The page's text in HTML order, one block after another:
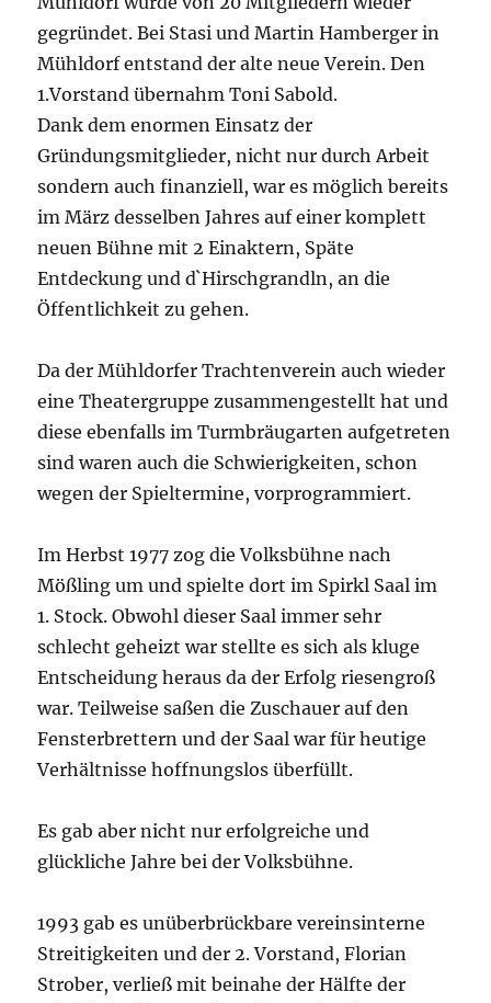
gegründet. Bei Stasi und Martin Hamberger in
Mühldorf entstand der alte neue Verein. Den
1.Vorstand übernahm Toni Sabold.
Dank dem enormen Einsatz der
Gründungsmitglieder, nicht nur durch Arbeit
sondern auch finanziell, war es möglich bereits
im März desselben Jahres auf einer komplett
neuen Bühne mit 2 Einaktern, Späte
Entdeckung und d`Hirschgrandln, an die
Öffentlichkeit zu gehen.
Da der Mühldorfer Trachtenverein auch wieder
eine Theatergruppe zusammengestellt hat und
diese ebenfalls im Turmbräugarten aufgetreten
sind waren auch die Schwierigkeiten, schon
wegen der Spieltermine, vorprogrammiert.
Im Herbst 1977 zog die Volksbühne nach
Mößling um und spielte dort im Spirkl Saal im
1. Stock. Obwohl dieser Saal immer sehr
schlecht geheizt war stellte es sich als kluge
Entscheidung heraus da der Erfolg riesengroß
war. Teilweise saßen die Zuschauer auf den
Fensterbrettern und der Saal war für heutige
Verhältnisse hoffnungslos überfüllt.
Es gab aber nicht nur erfolgreiche und
glückliche Jahre bei der Volksbühne.
1993 gab es unüberbrückbare vereinsinterne
Streitigkeiten und der 2. Vorstand, Florian
Strober, verließ mit beinahe der Hälfte der